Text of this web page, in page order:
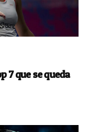
7 que se queda